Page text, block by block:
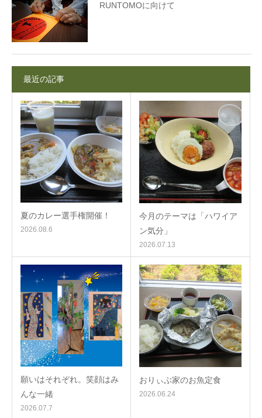
RUNTOMOに向けて
最近の記事
夏のカレー選手権開催！
2026.08.6
今月のテーマは「ハワイア
ン気分」
2026.07.13
願いはそれぞれ。笑顔はみ
んな一緒
2026.07.7
おりぃぶ家のお魚定食
2026.06.24